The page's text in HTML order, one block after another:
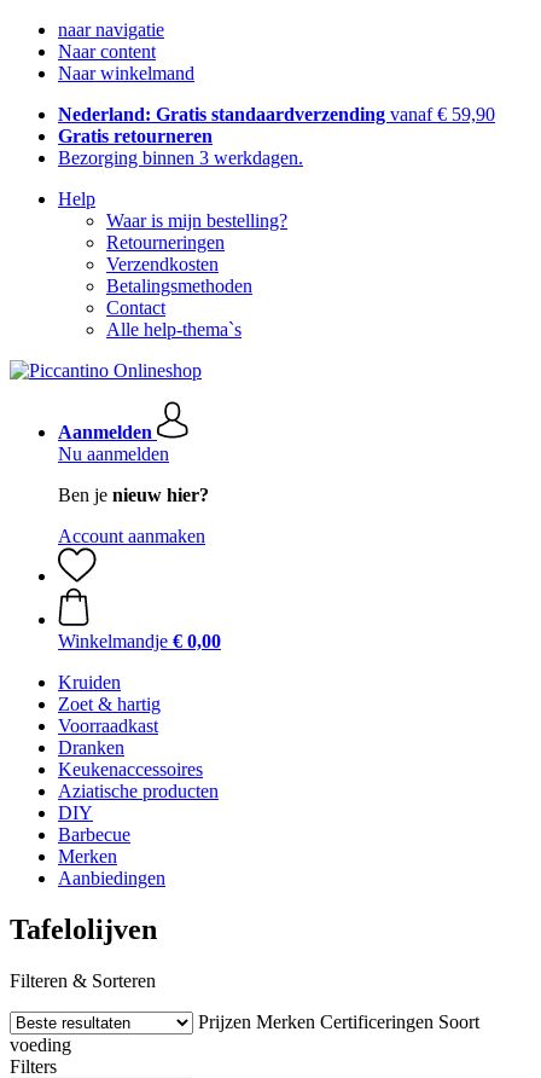
naar navigatie
Naar content
Naar winkelmand
Nederland: Gratis standaardverzending vanaf € 59,90
Gratis retourneren
Bezorging binnen 3 werkdagen.
Help
Waar is mijn bestelling?
Retourneringen
Verzendkosten
Betalingsmethoden
Contact
Alle help-thema`s
Aanmelden
Nu aanmelden
Ben je nieuw hier?
Account aanmaken
Winkelmandje € 0,00
Kruiden
Zoet & hartig
Voorraadkast
Dranken
Keukenaccessoires
Aziatische producten
DIY
Barbecue
Merken
Aanbiedingen
Tafelolijven
Filteren & Sorteren
Prijzen Merken Certificeringen Soort
voeding
Filters